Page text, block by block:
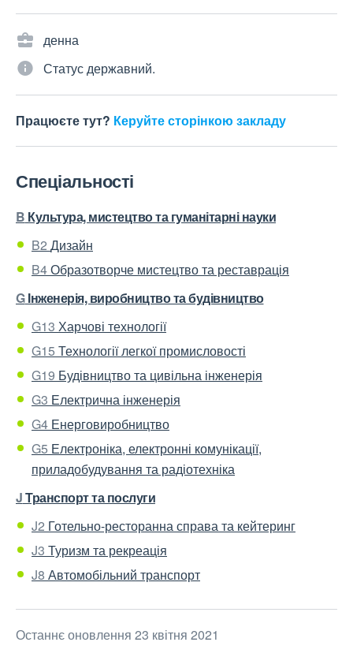
денна
Статус державний.
Працюєте тут? Керуйте сторінкою закладу
Спеціальності
B Культура, мистецтво та гуманітарні науки
B2 Дизайн
B4Образотворче мистецтво та реставрація
GІнженерія, виробництво та будівництво
G13 Харчові технології
G15 Технології легкої промисловості
G19 Будівництво та цивільна інженерія
G3 Електрична інженерія
G4 Енерговиробництво
G5 Електроніка, електронні комунікації,
приладобудування та радіотехніка
JТранспорт та послуги
J2 Готельно-ресторанна справа та кейтеринг
J3 Туризм та рекреація
J8 Автомобільний транспорт
Останнє оновлення 23 квітня 2021